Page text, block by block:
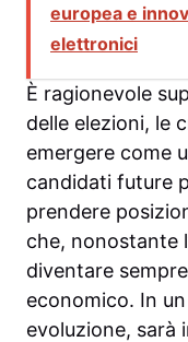
europea e
elettronici
È ragionevole
delle elezioni, le
emergere come
candidati future
prendere
che, nonostante
diventare
economico. In
evoluzione, sarà